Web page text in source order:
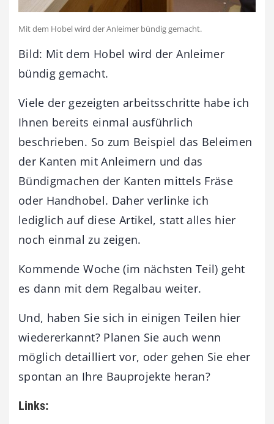
Mit dem Hobel wird der Anleimer bündig gemacht.
Bild: Mit dem Hobel wird der Anleimer
bündig gemacht.
Viele der gezeigten arbeitsschritte habe ich
Ihnen bereits einmal ausführlich
beschrieben. So zum Beispiel das Beleimen
der Kanten mit Anleimern und das
Bündigmachen der Kanten mittels Fräse
oder Handhobel. Daher verlinke ich
lediglich auf diese Artikel, statt alles hier
noch einmal zu zeigen.
Kommende Woche (im nächsten Teil) geht
es dann mit dem Regalbau weiter.
Und, haben Sie sich in einigen Teilen hier
wiedererkannt? Planen Sie auch wenn
möglich detailliert vor, oder gehen Sie eher
spontan an Ihre Bauprojekte heran?
Links: